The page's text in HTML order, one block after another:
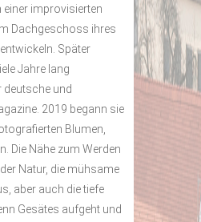
einer improvisierten
Dachgeschoss ihres
Später
Jahre lang
und
2019 begann sie
Blumen,
Die Nähe zum Werden
Natur, die mühsame
aber auch die tiefe
Gesätes aufgeht und